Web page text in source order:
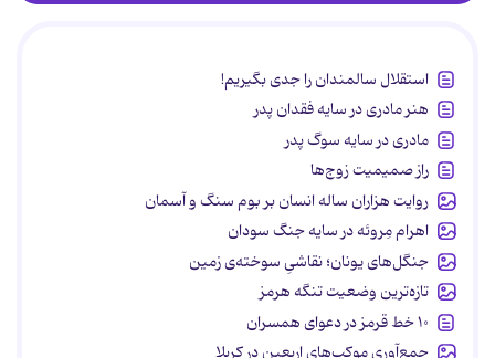
استقلال سالمندان را جدی بگیریم!
هنر مادری در سایه‌ فقدان پدر
مادری در سایه سوگ پدر
راز صمیمیت زوج‌ها
روایت هزاران ساله انسان بر بوم سنگ و آسمان
اهرام مِروئه در سایه جنگ سودان
جنگل‌های یونان؛ نقاشیِ سوخته‌ی زمین
تازه‌ترین وضعیت تنگه هرمز
۱۰ خط قرمز در دعوای همسران
جمع‌آوری موکب‌های اربعین در کربلا